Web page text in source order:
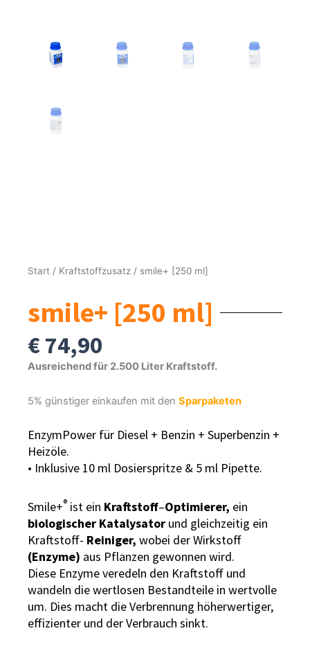
Start / Kraftstoffzusatz / smile+ [250 ml]
smile+ [250 ml]
€74,90
Ausreichend für 2.500 Liter Kraftstoff.
5% günstiger einkaufen mit den Sparpaketen
EnzymPower für Diesel + Benzin + Superbenzin +
Heizöle.
• Inklusive 10 ml Dosierspritze & 5 ml Pipette.
Smile+® ist ein Kraftstoff–Optimierer, ein
biologischer Katalysator und gleichzeitig ein
Kraftstoff- Reiniger, wobei der Wirkstoff
(Enzyme) aus Pflanzen gewonnen wird.
Diese Enzyme veredeln den Kraftstoff und
wandeln die wertlosen Bestandteile in wertvolle
um. Dies macht die Verbrennung höherwertiger,
effizienter und der Verbrauch sinkt.